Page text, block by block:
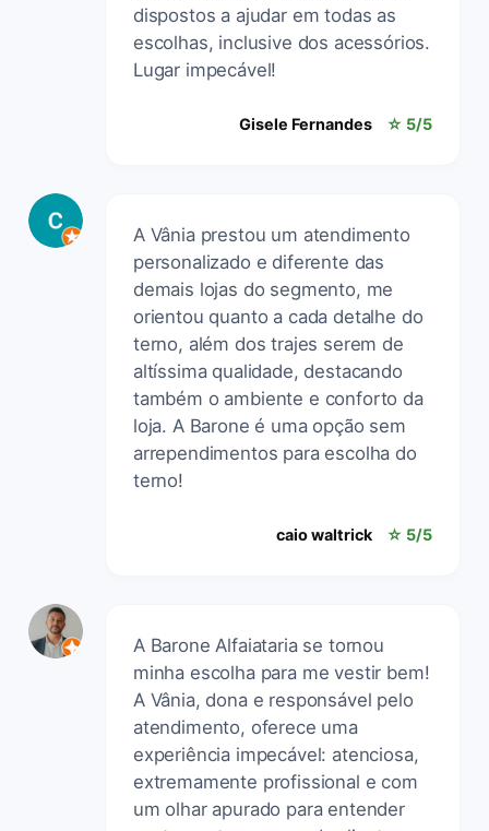
dispostos a ajudar em todas as
escolhas, inclusive dos acessórios.
Lugar impecável!
Gisele Fernandes ☆ 5/5
A Vânia prestou um atendimento
personalizado e diferente das
demais lojas do segmento, me
orientou quanto a cada detalhe do
terno, além dos trajes serem de
altíssima qualidade, destacando
também o ambiente e conforto da
loja. A Barone é uma opção sem
arrependimentos para escolha do
terno!
caio waltrick ☆ 5/5
A Barone Alfaiataria se tornou
minha escolha para me vestir bem!
A Vânia, dona e responsável pelo
atendimento, oferece uma
experiência impecável: atenciosa,
extremamente profissional e com
um olhar apurado para entender